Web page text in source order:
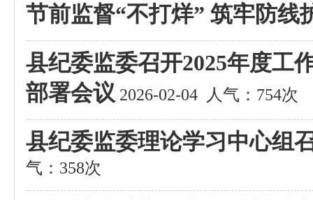
节前监督“不打烊” 筑牢防线
县纪委监委召开2025年度工
部署会议 2026-02-04 人气：754次
县纪委监委理论学习中心组
气：358次